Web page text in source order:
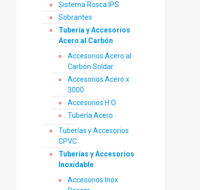
Sistema Rosca IPS
Sobrantes
Tubería y Accesorios
Acero al Carbón
Accesorios Acero al
Carbón Soldar
Accesorios Acero x
3000
Accesorios H.O
Tubería Acero
Tuberías y Accesorios
CPVC
Tuberías y Accesorios
Inoxidable
Accesorios Inox